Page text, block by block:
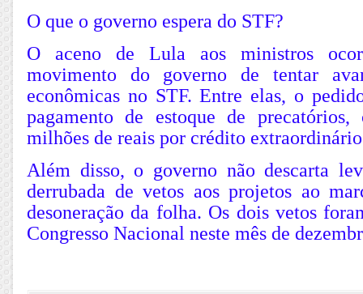
O que o governo espera do STF?
O aceno de Lula aos ministros
movimento do governo de tentar
econômicas no STF. Entre elas, o
pagamento de estoque de
milhões de reais por crédito
Além disso, o governo não descarta
derrubada de vetos aos projetos ao
desoneração da folha. Os dois vetos
Congresso Nacional neste mês de